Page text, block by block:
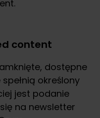
content
dostępne
określony
jest podanie
na newsletter